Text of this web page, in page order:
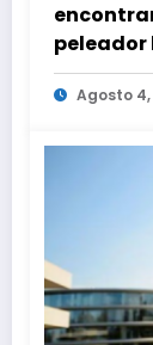
peleador
Agosto 4,